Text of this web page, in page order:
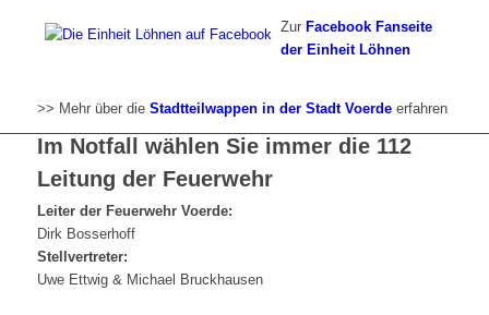
Zur Facebook Fanseite
der Einheit Löhnen
>> Mehr über die Stadtteilwappen in der Stadt Voerdeerfahren
Im Notfall wählen Sie immer die 112
Leitung der Feuerwehr
Leiter der Feuerwehr Voerde:
Dirk Bosserhoff
Stellvertreter:
Uwe Ettwig & Michael Bruckhausen